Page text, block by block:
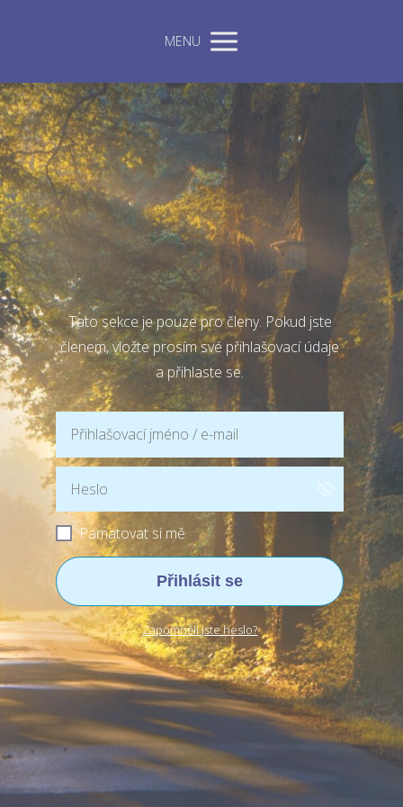
MENU
Tato sekce je pouze pro členy. Pokud jste
členem, vložte prosím své přihlašovací údaje
a přihlaste se.
Pamatovat si mě
Přihlásit se
Zapomněli jste heslo?